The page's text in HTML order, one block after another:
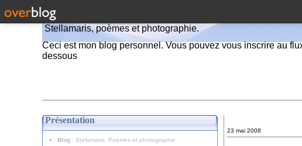
Stellamaris, poèmes et photographie.
Ceci est mon blog personnel. Vous pouvez vous inscrire au
dessous
Présentation
Blog : Stellamaris. Poèmes et photographie
23 mai 2008